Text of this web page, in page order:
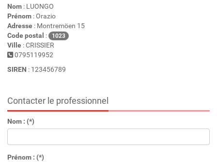
Nom : LUONGO
Prénom : Orazio
Adresse : Montremöen 15
Code postal : 1023
Ville : CRISSIER
0795119952
SIREN : 123456789
Contacter le professionnel
Nom : (*)
Prénom : (*)